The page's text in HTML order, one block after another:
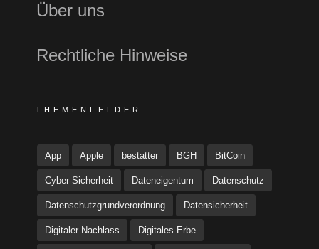
Über uns
Rechtliche Hinweise
THEMENFELDER
App Apple bestatter BGH BitCoin
Cyber-Sicherheit Dateneigentum Datenschutz
Datenschutzgrundverordnung Datensicherheit
Digitaler Nachlass Digitales Erbe